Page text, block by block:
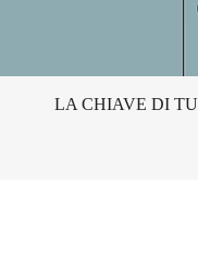
LA CHIAVE DI